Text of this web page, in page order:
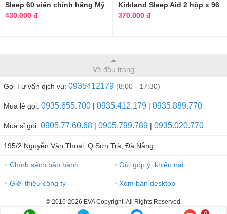
Sleep 60 viên chính hãng Mỹ
430.000 đ
Kirkland Sleep Aid 2 hộp x 96
viên
370.000 đ
Về đầu trang
Gọi Tư vấn dịch vụ: 0935412179 (8:00 - 17:30)
Mua lẻ gọi: 0935.655.700 | 0935.412.179 | 0935.889.770
Mua sỉ gọi: 0905.77.60.68 | 0905.799.789 | 0935.020.770
195/2 Nguyễn Văn Thoại, Q.Sơn Trà, Đà Nẵng
● Chính sách bảo hành ● Gửi góp ý, khiếu nại
● Giới thiệu công ty ● Xem bản desktop
© 2016-2026 EVA Copyright, All Rights Reserved.